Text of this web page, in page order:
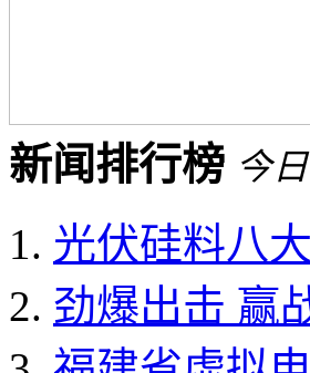
新闻排行榜 今日
光伏硅料八
劲爆出击 赢